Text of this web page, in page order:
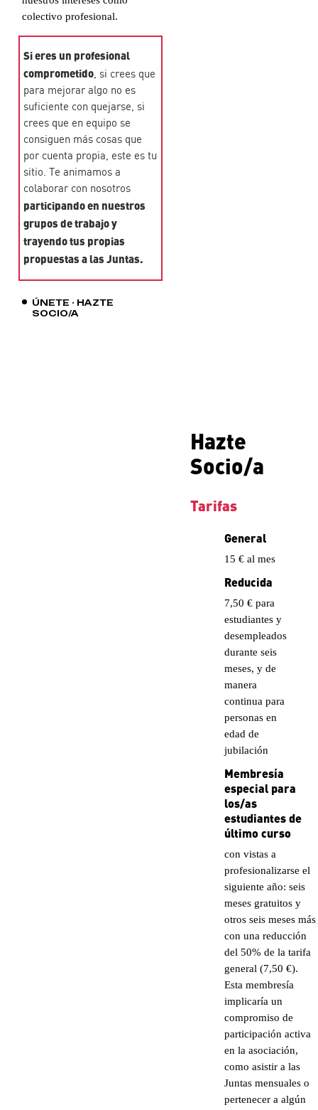
colectivo profesional.
Si eres un profesional
comprometido, si crees que
para mejorar algo no es
suficiente con quejarse, si
crees que en equipo se
consiguen más cosas que
por cuenta propia, este es tu
sitio. Te animamos a
colaborar con nosotros
participando en nuestros
grupos de trabajo y
trayendo tus propias
propuestas a las Juntas.
ÚNETE · HAZTE
SOCIO/A
Hazte
Socio/a
Tarifas
General
15 € al mes
Reducida
7,50 € para
estudiantes y
desempleados
durante seis
meses, y de
manera
continua para
personas en
edad de
jubilación
Membresía
especial para
los/as
estudiantes de
último curso
con vistas a
profesionalizarse el
siguiente año: seis
meses gratuitos y
otros seis meses más
con una reducción
del 50% de la tarifa
general (7,50 €).
Esta membresía
implicaría un
compromiso de
participación activa
en la asociación,
como asistir a las
Juntas mensuales o
pertenecer a algún